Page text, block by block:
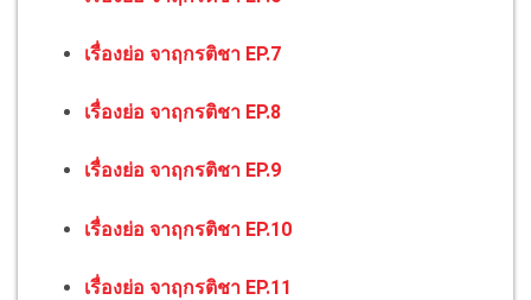
เรื่องย่อ จาฤกรติชา EP.7
เรื่องย่อ จาฤกรติชา EP.8
เรื่องย่อ จาฤกรติชา EP.9
เรื่องย่อ จาฤกรติชา EP.10
เรื่องย่อ จาฤกรติชา EP.11